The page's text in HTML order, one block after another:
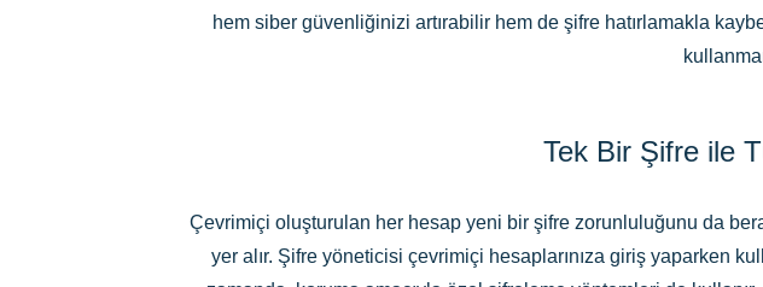
hem siber güvenliğinizi artırabilir hem de şifre hatırlamakla
Tek Bir Şifre ile
Çevrimiçi oluşturulan her hesap yeni bir şifre zorunluluğunu da
yer alır. Şifre yöneticisi çevrimiçi hesaplarınıza giriş yaparken